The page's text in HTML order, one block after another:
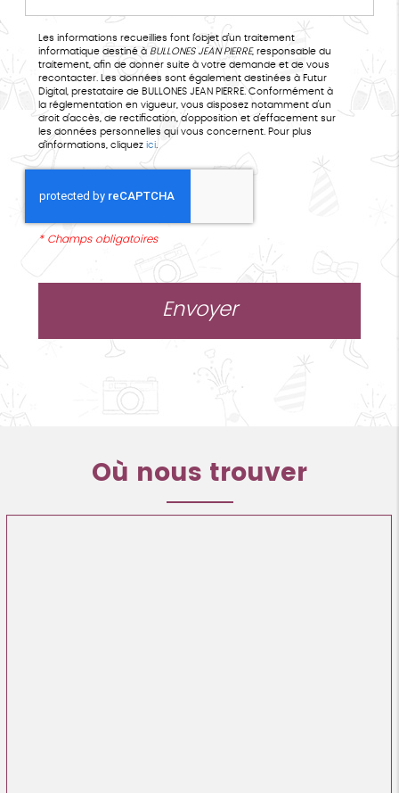
Les informations recueillies font l’objet d’un traitement
informatique destiné à
BULLONES JEAN PIERRE, responsable du
traitement, afin de donner suite à votre demande et de vous
recontacter. Les données sont également destinées à Futur
Digital, prestataire de BULLONES JEAN PIERRE. Conformément à
la réglementation en vigueur, vous disposez notamment d'un
droit d'accès, de rectification, d'opposition et d'effacement sur
les données personnelles qui vous concernent. Pour plus
d’informations, cliquez ici.
* Champs obligatoires
Où nous trouver